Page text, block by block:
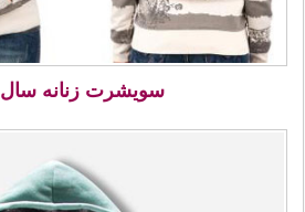
سویشرت زنانه سال 2015